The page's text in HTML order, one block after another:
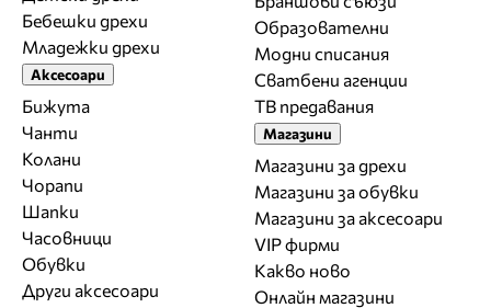
Бебешки дрехи
Младежки дрехи
Аксесоари
Бижута
Чанти
Колани
Чорапи
Шапки
Часовници
Обувки
Други аксесоари
Образователни
Модни списания
Сватбени агенции
ТВ предавания
Магазини
Магазини за дрехи
Магазини за обувки
Магазини за aксесоари
VIP фирми
Какво ново
Онлайн магазини